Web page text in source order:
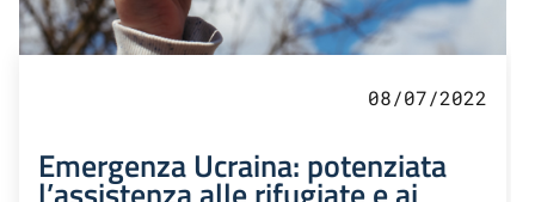
08/07/2022
Emergenza Ucraina: potenziata